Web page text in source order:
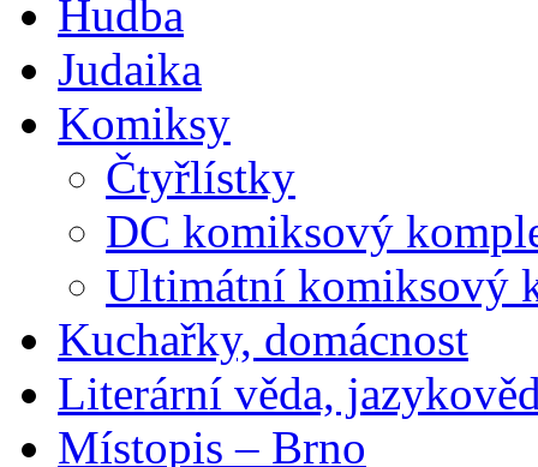
Hudba
Judaika
Komiksy
Čtyřlístky
DC komiksový
Ultimátní komiksový
Kuchařky, domácnost
Literární věda,
Místopis – Brno